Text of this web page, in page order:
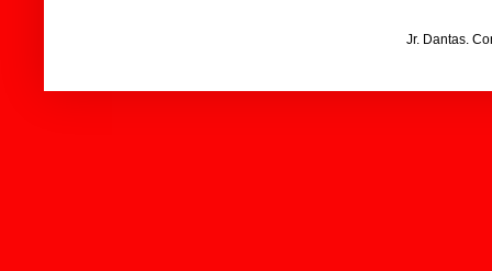
Jr. Dantas.